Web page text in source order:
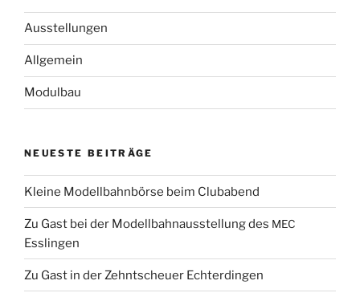
Ausstellungen
Allgemein
Modulbau
NEUESTE BEITRÄGE
Kleine Modellbahnbörse beim Clubabend
Zu Gast bei der Modellbahnausstellung des MEC
Esslingen
Zu Gast in der Zehntscheuer Echterdingen